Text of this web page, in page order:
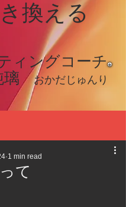
換える
ィングコーチ
璃 おかだじゅ んり
て
1 min read